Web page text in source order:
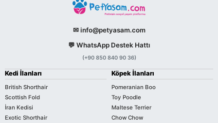
✉ info@petyasam.com
💬 WhatsApp Destek Hattı
(+90 850 840 90 36)
Kedi İlanları
British Shorthair
Scottish Fold
İran Kedisi
Exotic Shorthair
Köpek İlanları
Pomeranian Boo
Toy Poodle
Maltese Terrier
Chow Chow